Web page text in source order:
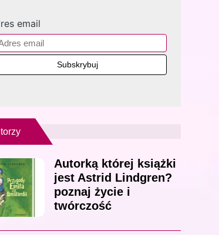
email
Autorką której książki
jest Astrid Lindgren?
poznaj życie i
twórczość